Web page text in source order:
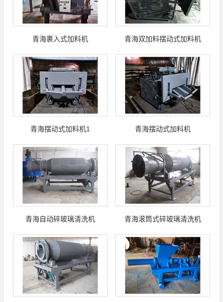
青海裹入式加料机 青海双加料摆动式加料机
青海摆动式加料机1 青海摆动式加料机
青海自动碎玻璃清洗机 青海滚筒式碎玻璃清洗机